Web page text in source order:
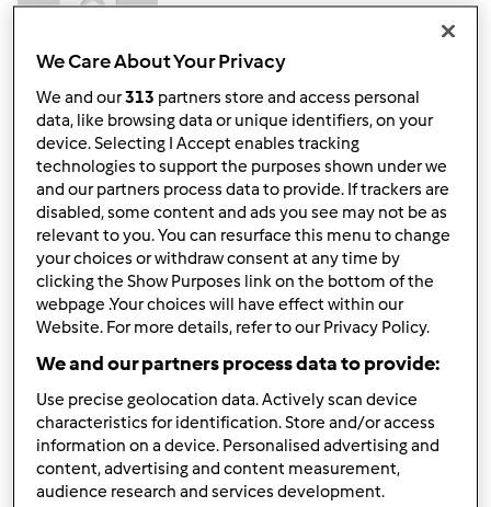
Lun, 10/28/2013 - 13:28
ciao
non si è offeso 3300 del nuovo arrivo vero???
In cima
Accedio registratiper poter commentare
Anonimo (non verificato)
We Care About Your Privacy
We and our313 partners store and access personal
data, like browsing data or unique identifiers, on your
device. Selecting I Accept enables tracking
technologies to support the purposes shown under we
and our partners process data to provide. If trackers are
disabled, some content and ads you see may not be as
relevant to you. You can resurface this menu to change
your choices or withdraw consent at any time by
clicking the Show Purposes link on the bottom of the
webpage .Your choices will have effect within our
Website. For more details, refer to our Privacy Policy.
We and our partners process data to provide:
Use precise geolocation data. Actively scan device
characteristics for identification. Store and/or access
information on a device. Personalised advertising and
content, advertising and content measurement,
audience research and services development.